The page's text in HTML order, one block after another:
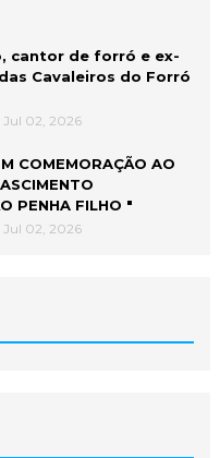
cantor de forró e ex-
Cavaleiros do Forró
Jul 02, 2026
COMEMORAÇÃO AO
PENHA FILHO "
Jul 02, 2026